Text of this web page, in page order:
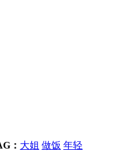
： 大姐 做饭 年轻